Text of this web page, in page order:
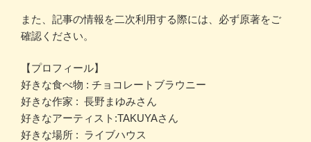
また、記事の情報を二次利用する際には、必ず原著をご
確認ください。
【プロフィール】
好きな食べ物 : チョコレートブラウニー
好きな作家 : 長野まゆみさん
好きなアーティスト:TAKUYAさん
好きな場所 : ライブハウス